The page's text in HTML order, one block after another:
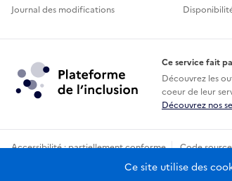
Journal des modifications
Ce service fait
Découvrez les
coeur de leur
Découvrez nos
Accessibilité : partiellement conforme Code source
Sauf mention contraire, tous les contenus de ce site
Ce site utilise des